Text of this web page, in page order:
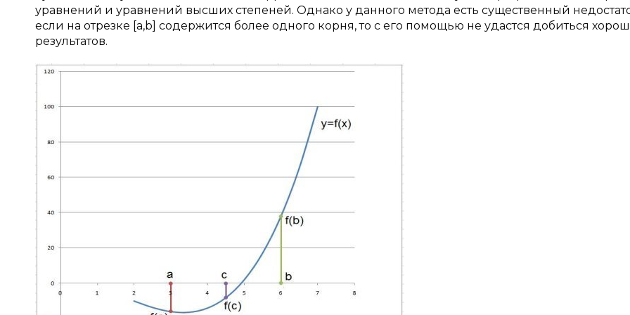
уравнений и уравнений высших степеней. Однако у данного метода есть существенный
если на отрезке [а,b] содержится более одного корня, то с его помощью не удастся добиться
результатов.